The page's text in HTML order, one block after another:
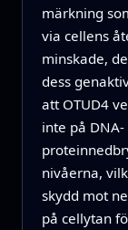
märkning
via cellens
minskade,
dess
att OTUD4
inte på
nivåerna,
skydd mot
på cellytan